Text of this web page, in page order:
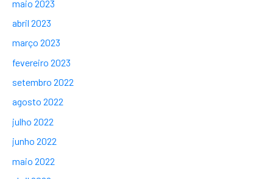
maio 2023
abril 2023
março 2023
fevereiro 2023
setembro 2022
agosto 2022
julho 2022
junho 2022
maio 2022